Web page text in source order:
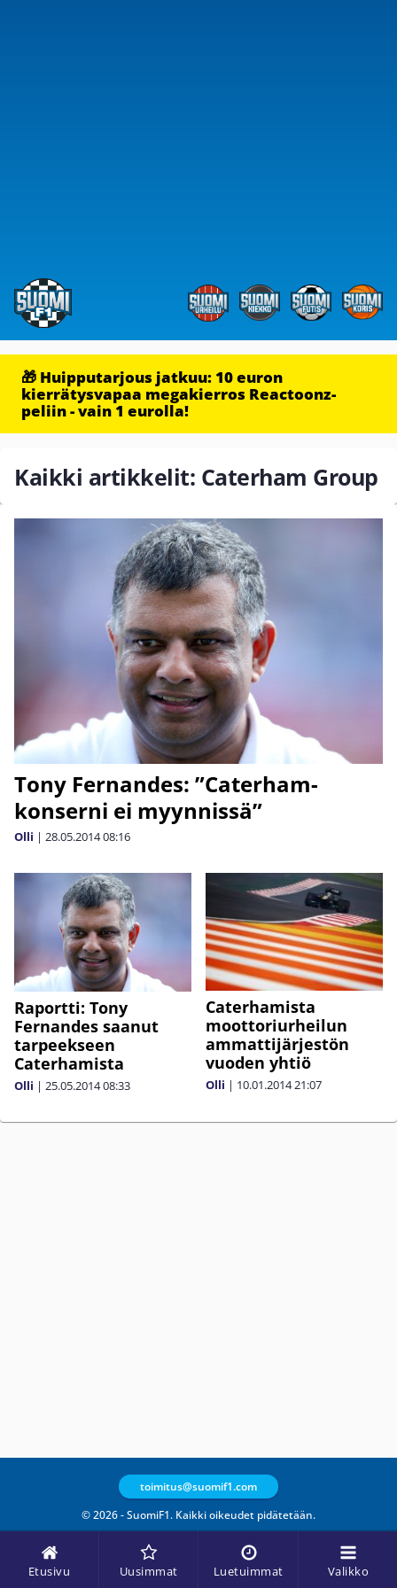
Etusivu Uusimmat Luetuimmat Valikko
🎁 Huipputarjous jatkuu: 10 euron
kierrätysvapaa megakierros Reactoonz-
peliin - vain 1 eurolla!
Kaikki artikkelit: Caterham Group
Tony Fernandes: ”Caterham-
konserni ei myynnissä”
Olli | 28.05.201408:16
Raportti: Tony
Fernandes saanut
tarpeekseen
Caterhamista
Olli | 25.05.201408:33
Caterhamista
moottoriurheilun
ammattijärjestön
vuoden yhtiö
Olli | 10.01.201421:07
© 2026 - SuomiF1. Kaikki oikeudet pidätetään.
toimitus@suomif1.com